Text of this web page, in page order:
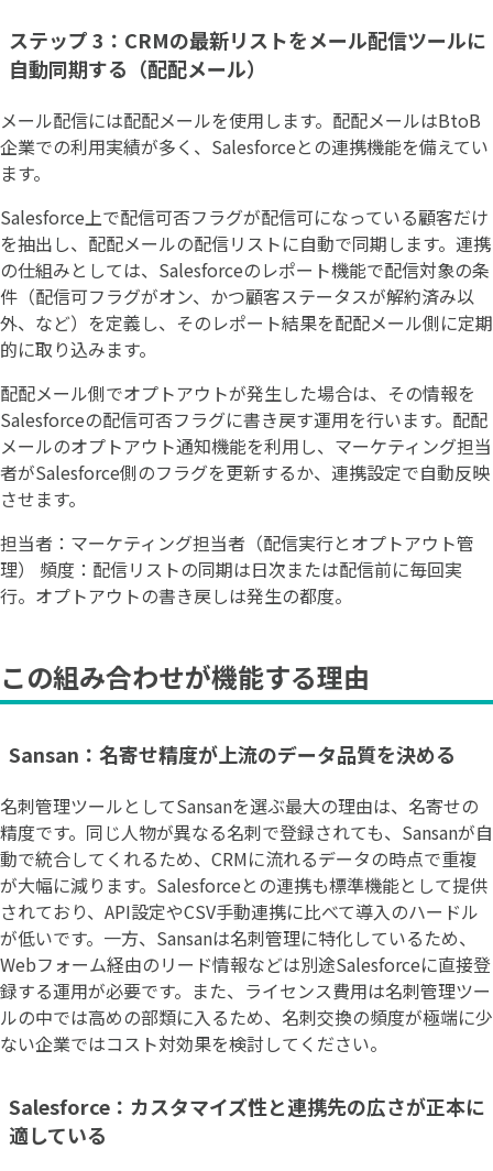
ステップ 3：CRMの最新リストをメール配信ツールに
自動同期する（配配メール）
メール配信には配配メールを使用します。配配メールはBtoB
企業での利用実績が多く、Salesforceとの連携機能を備えてい
ます。
Salesforce上で配信可否フラグが配信可になっている顧客だけ
を抽出し、配配メールの配信リストに自動で同期します。連携
の仕組みとしては、Salesforceのレポート機能で配信対象の条
件（配信可フラグがオン、かつ顧客ステータスが解約済み以
外、など）を定義し、そのレポート結果を配配メール側に定期
的に取り込みます。
配配メール側でオプトアウトが発生した場合は、その情報を
Salesforceの配信可否フラグに書き戻す運用を行います。配配
メールのオプトアウト通知機能を利用し、マーケティング担当
者がSalesforce側のフラグを更新するか、連携設定で自動反映
させます。
担当者：マーケティング担当者（配信実行とオプトアウト管
理） 頻度：配信リストの同期は日次または配信前に毎回実
行。オプトアウトの書き戻しは発生の都度。
この組み合わせが機能する理由
Sansan：名寄せ精度が上流のデータ品質を決める
名刺管理ツールとしてSansanを選ぶ最大の理由は、名寄せの
精度です。同じ人物が異なる名刺で登録されても、Sansanが自
動で統合してくれるため、CRMに流れるデータの時点で重複
が大幅に減ります。Salesforceとの連携も標準機能として提供
されており、API設定やCSV手動連携に比べて導入のハードル
が低いです。一方、Sansanは名刺管理に特化しているため、
Webフォーム経由のリード情報などは別途Salesforceに直接登
録する運用が必要です。また、ライセンス費用は名刺管理ツー
ルの中では高めの部類に入るため、名刺交換の頻度が極端に少
ない企業ではコスト対効果を検討してください。
Salesforce：カスタマイズ性と連携先の広さが正本に
適している